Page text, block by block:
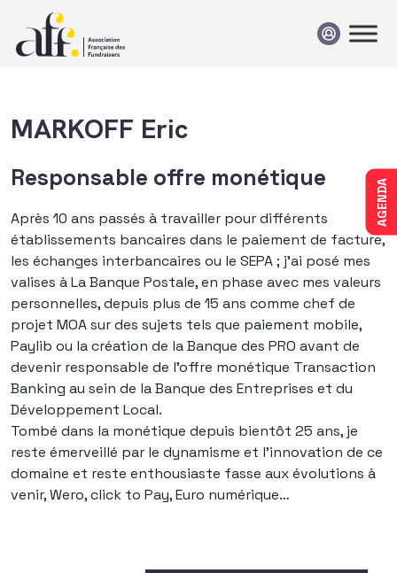
AGENDA
MARKOFF Eric
Responsable offre monétique
Après 10 ans passés à travailler pour différents
établissements bancaires dans le paiement de facture,
les échanges interbancaires ou le SEPA ; j’ai posé mes
valises à La Banque Postale, en phase avec mes valeurs
personnelles, depuis plus de 15 ans comme chef de
projet MOA sur des sujets tels que paiement mobile,
Paylib ou la création de la Banque des PRO avant de
devenir responsable de l’offre monétique Transaction
Banking au sein de la Banque des Entreprises et du
Développement Local.
Tombé dans la monétique depuis bientôt 25 ans, je
reste émerveillé par le dynamisme et l’innovation de ce
domaine et reste enthousiaste fasse aux évolutions à
venir, Wero, click to Pay, Euro numérique…